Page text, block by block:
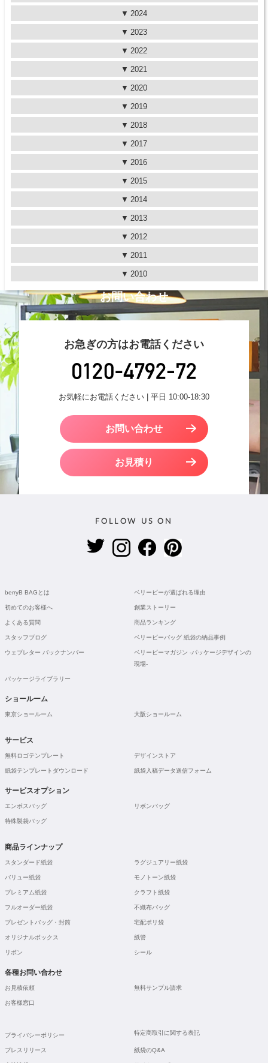
2024
2023
2022
2021
2020
2019
2018
2017
2016
2015
2014
2013
2012
2011
2010
お問い合わせ
お急ぎの方はお電話ください
お気軽にお電話ください | 平日 10:00-18:30
お問い合わせ
お見積り
FOLLOW US ON
berryB BAGとは ベリービーが選ばれる理由
初めてのお客様へ 創業ストーリー
よくある質問 商品ランキング
スタッフブログ ベリービーバッグ 紙袋の納品事例
ウェブレター バックナンバー
ベリービーマガジン -パッケージデザインの
現場-
パッケージライブラリー
ショールーム
東京ショールーム 大阪ショールーム
サービス
無料ロゴテンプレート デザインストア
紙袋テンプレートダウンロード 紙袋入稿データ送信フォーム
サービスオプション
エンボスバッグ リボンバッグ
特殊製袋バッグ
商品ラインナップ
スタンダード紙袋 ラグジュアリー紙袋
バリュー紙袋 モノトーン紙袋
プレミアム紙袋 クラフト紙袋
フルオーダー紙袋 不織布バッグ
プレゼントバッグ・封筒 宅配ポリ袋
オリジナルボックス 紙管
リボン シール
各種お問い合わせ
お見積依頼 無料サンプル請求
お客様窓口
プライバシーポリシー 特定商取引に関する表記
プレスリリース 紙袋のQ&A